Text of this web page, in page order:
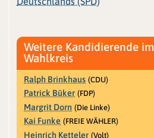
Weitere Kandidierende im
Wahlkreis
Ralph Brinkhaus (CDU)
Patrick Büker (FDP)
Margrit Dorn (Die Linke)
Kai Funke (FREIE WÄHLER)
Heinrich Ketteler (Volt)